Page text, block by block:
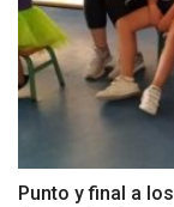
Punto y final a